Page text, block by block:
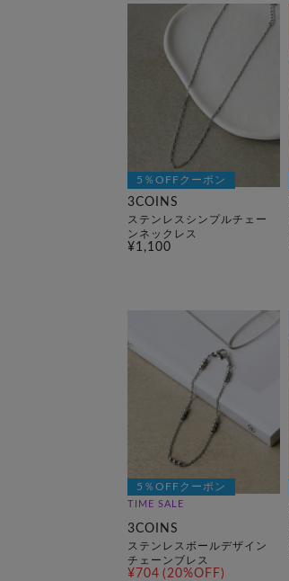
5％OFFクーポン
3COINS
ステンレスシンプルチェー
ンネックレス
¥1,100
5％OFFクーポン
TIME SALE
3COINS
ステンレスボールデザイン
チェーンブレス
¥704 (20%OFF)